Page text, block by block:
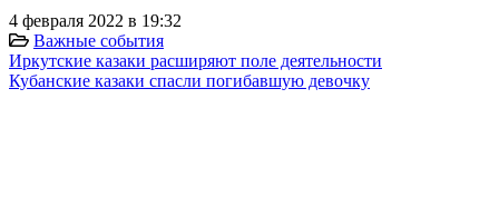
4 февраля 2022 в 19:32
Важные события
Иркутские казаки расширяют поле деятельности
Кубанские казаки спасли погибавшую девочку